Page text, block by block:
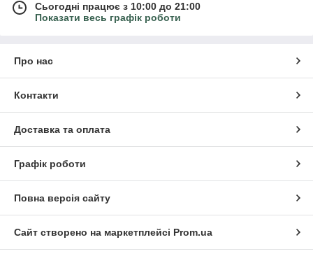
Сьогодні працює з 10:00 до 21:00
Показати весь графік роботи
Про нас
Контакти
Доставка та оплата
Графік роботи
Повна версія сайту
Сайт створено на маркетплейсі Prom.ua